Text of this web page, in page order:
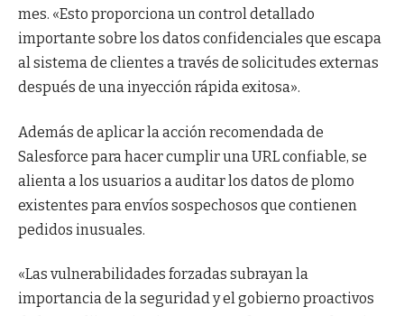
mes. «Esto proporciona un control detallado
importante sobre los datos confidenciales que escapa
al sistema de clientes a través de solicitudes externas
después de una inyección rápida exitosa».
Además de aplicar la acción recomendada de
Salesforce para hacer cumplir una URL confiable, se
alienta a los usuarios a auditar los datos de plomo
existentes para envíos sospechosos que contienen
pedidos inusuales.
«Las vulnerabilidades forzadas subrayan la
importancia de la seguridad y el gobierno proactivos